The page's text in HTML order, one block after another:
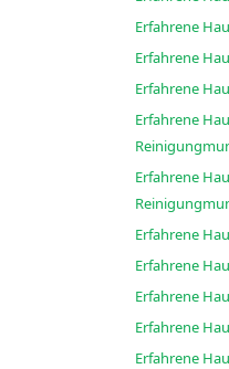
Erfahrene
Erfahrene